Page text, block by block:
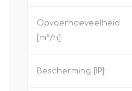
Opvoerhoeveelheid
[m³/h]:
Bescherming [IP]: